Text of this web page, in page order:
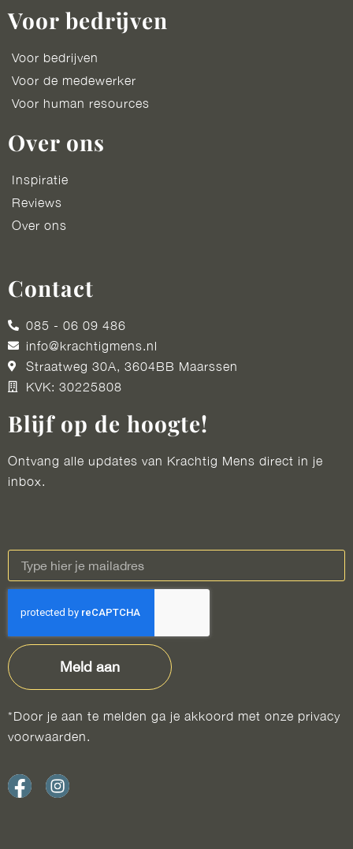
Voor bedrijven
Voor bedrijven
Voor de medewerker
Voor human resources
Over ons
Inspiratie
Reviews
Over ons
Contact
085 - 06 09 486
info@krachtigmens.nl
Straatweg 30A, 3604BB Maarssen
KVK: 30225808
Blijf op de hoogte!
Ontvang alle updates van Krachtig Mens direct in je
inbox.
Meld aan
*Door je aan te melden ga je akkoord met onze privacy
voorwaarden.